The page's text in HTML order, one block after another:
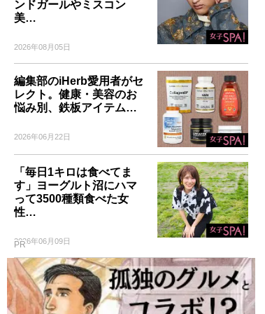
ンドガールやミスコン
美…
2026年08月05日
編集部のiHerb愛用者がセ
レクト。健康・美容のお
悩み別、鉄板アイテム…
2026年06月22日
「毎日1キロは食べてま
す」ヨーグルト沼にハマ
って3500種類食べた女
性…
2026年06月09日
PR